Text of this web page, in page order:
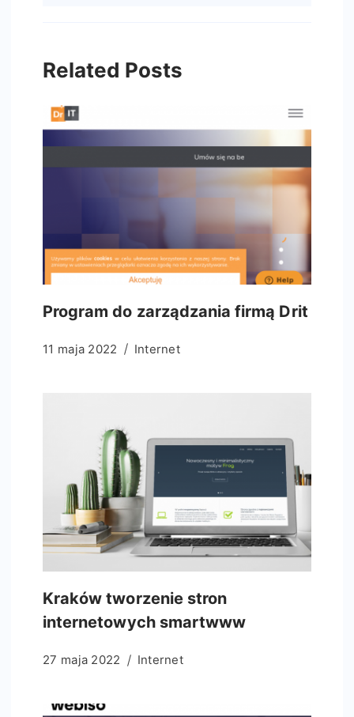
Related Posts
Program do zarządzania firmą Drit
11 maja 2022 Internet
Kraków tworzenie stron
internetowych smartwww
27 maja 2022 Internet